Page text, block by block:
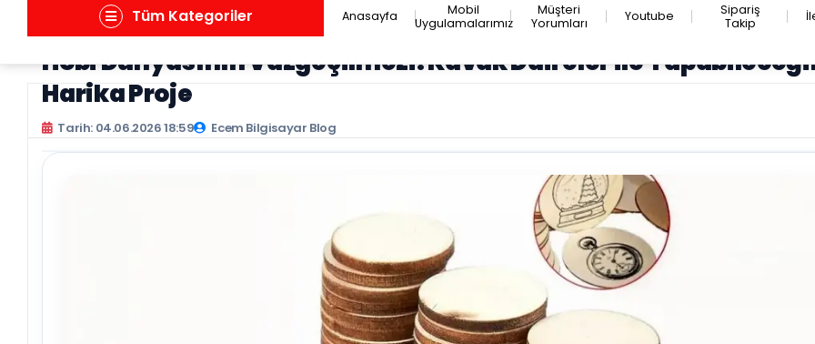
Tüm Kategoriler Anasayfa
Mobil
Uygulamalarımız
Müşteri
Yorumları
Youtube
Sipariş
Takip
Hobi Dünyasının Vazgeçilmezi: Kavak Daireler ile
Harika Proje
Tarih: 04.06.2026 18:59 Ecem Bilgisayar Blog